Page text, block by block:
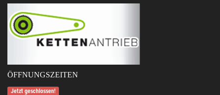
ÖFFNUNGSZEITEN
Jetzt geschlossen!